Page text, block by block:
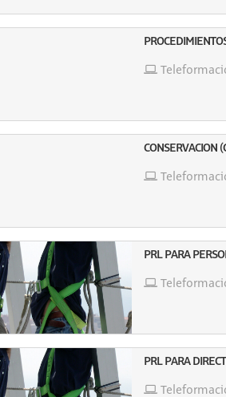
CONSERVACION
PRL PARA
PRL PARA